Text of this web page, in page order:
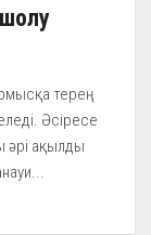
терең
Әсіресе
әрі ақылды